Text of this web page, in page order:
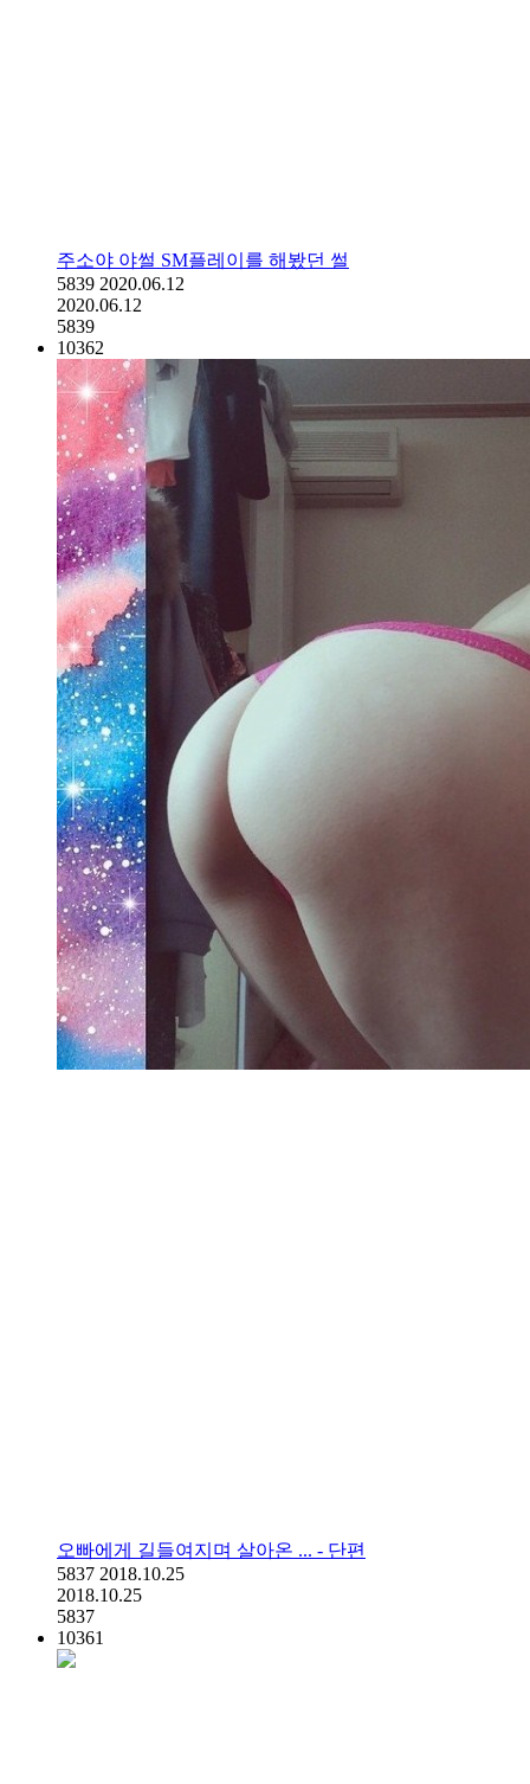
주소야 야썰 SM플레이를 해봤던 썰
5839 2020.06.12
2020.06.12
5839
10362
오빠에게 길들여지며 살아온 ... - 단편
5837 2018.10.25
2018.10.25
5837
10361